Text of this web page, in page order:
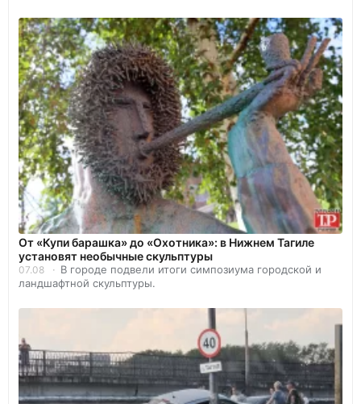
От «Купи барашка» до «Охотника»: в Нижнем Тагиле
установят необычные скульптуры
07.08
В городе подвели итоги симпозиума городской и
ландшафтной скульптуры.